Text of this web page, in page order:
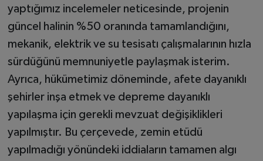
yaptığımız incelemeler neticesinde, projenin
güncel halinin %50 oranında tamamlandığını,
mekanik, elektrik ve su tesisatı çalışmalarının hızla
sürdüğünü memnuniyetle paylaşmak isterim.
Ayrıca, hükümetimiz döneminde, afete dayanıklı
şehirler inşa etmek ve depreme dayanıklı
yapılaşma için gerekli mevzuat değişiklikleri
yapılmıştır. Bu çerçevede, zemin etüdü
yapılmadığı yönündeki iddiaların tamamen algı